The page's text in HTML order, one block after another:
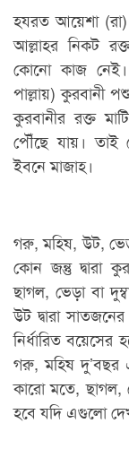
হযরত আয়েশা (রা)
আল্লাহর নিকট
কোনো কাজ নেই।
পাল্লায়) কুরবানী
কুরবানীর রক্ত
পৌঁছে যায়। তাই
ইবনে মাজাহ।
গরু, মহিষ, উট,
কোন জন্তু দ্বারা
ছাগল, ভেড়া বা
উট দ্বারা
নির্ধারিত
গরু, মহিষ দু’বছর
কারো মতে, ছাগল,
হবে যদি এগুলো